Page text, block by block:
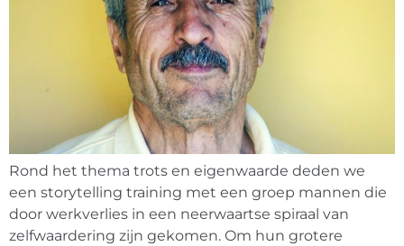
Rond het thema trots en eigenwaarde deden we
een storytelling training met een groep mannen die
door werkverlies in een neerwaartse spiraal van
zelfwaardering zijn gekomen. Om hun grotere